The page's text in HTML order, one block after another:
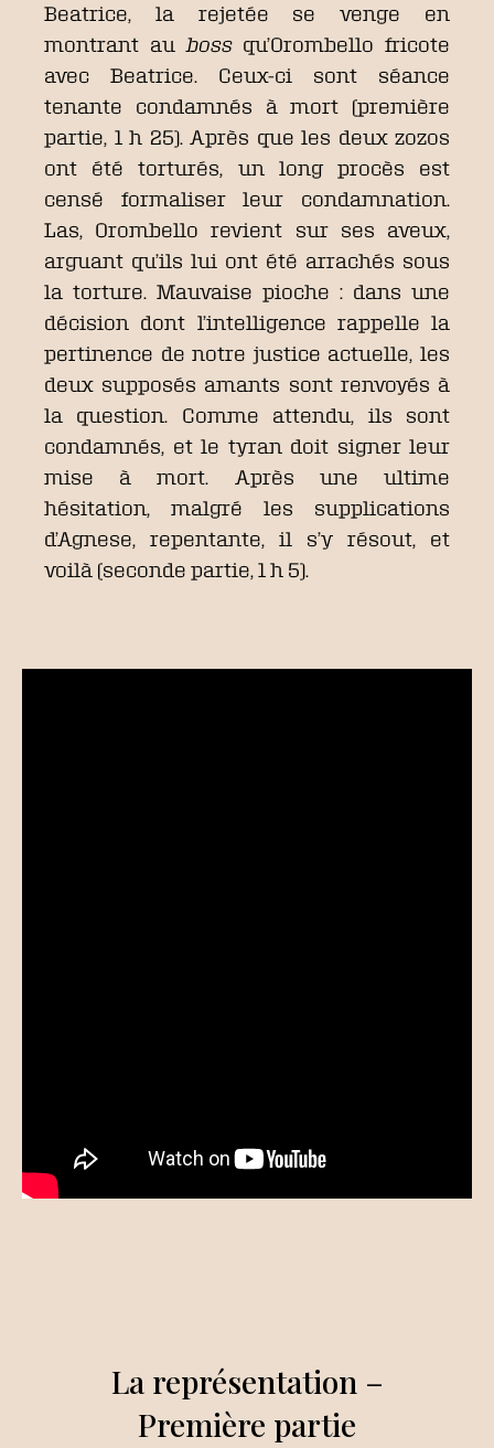
Beatrice, la rejetée se venge en
montrant au bossqu’Orombello fricote
avec Beatrice. Ceux-ci sont séance
tenante condamnés à mort (première
partie, 1 h 25). Après que les deux zozos
ont été torturés, un long procès est
censé formaliser leur condamnation.
Las, Orombello revient sur ses aveux,
arguant qu’ils lui ont été arrachés sous
la torture. Mauvaise pioche : dans une
décision dont l’intelligence rappelle la
pertinence de notre justice actuelle, les
deux supposés amants sont renvoyés à
la question. Comme attendu, ils sont
condamnés, et le tyran doit signer leur
mise à mort. Après une ultime
hésitation, malgré les supplications
d’Agnese, repentante, il s’y résout, et
voilà (seconde partie, 1 h 5).
La représentation –
Première partie